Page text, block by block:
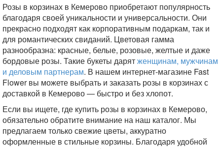
Розы в корзинах в Кемерово приобретают популярность
благодаря своей уникальности и универсальности. Они
прекрасно подходят как корпоративным подаркам, так и
для романтических свиданий. Цветовая гамма
разнообразна: красные, белые, розовые, желтые и даже
бордовые розы. Такие букеты дарятженщинам, мужчинам
и деловым партнерам. В нашем интернет-магазине Fast
Flower вы можете выбрать и заказать розы в корзинах с
доставкой в Кемерово — быстро и без хлопот.
Если вы ищете, где купить розы в корзинах в Кемерово,
обязательно обратите внимание на наш каталог. Мы
предлагаем только свежие цветы, аккуратно
оформленные в стильные корзины. Благодаря удобной